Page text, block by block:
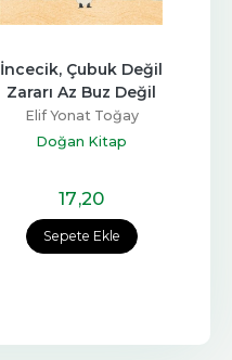
Sepete Ekle
İncecik, Çubuk Değil
Zararı Az Buz Değil
Elif Yonat Toğay
Doğan Kitap
17,20